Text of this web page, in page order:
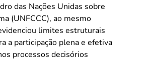
das Nações Unidas sobre
(UNFCCC), ao mesmo
limites estruturais
a participação plena e efetiva
processos decisórios